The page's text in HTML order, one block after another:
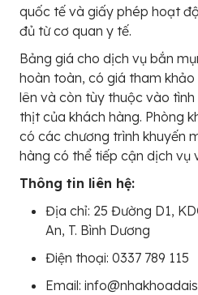
quốc tế và giấy phép hoạt
đủ từ cơ quan y tế.
Bảng giá cho dịch vụ bắn
hoàn toàn, có giá tham
lên và còn tùy thuộc vào
thịt của khách hàng. Phòng
có các chương trình khuyến
hàng có thể tiếp cận dịch vụ
Thông tin liên hệ:
Địa chỉ: 25 Đường D1,
An, T. Bình Dương
Điện thoại: 0337 789 115
Email: